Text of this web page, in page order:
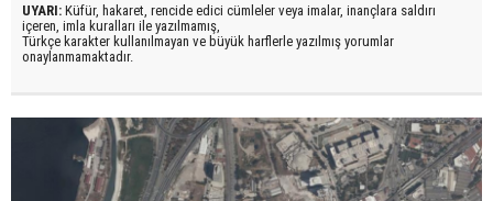
UYARI: Küfür, hakaret, rencide edici cümleler veya imalar, inançlara saldırı
içeren, imla kuralları ile yazılmamış,
Türkçe karakter kullanılmayan ve büyük harflerle yazılmış yorumlar
onaylanmamaktadır.